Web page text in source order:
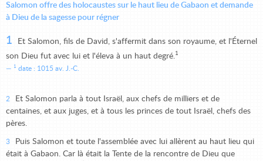
Salomon offre des holocaustes sur le haut lieu de Gabaon et demande
à Dieu de la sagesse pour régner
1
Et Salomon, fils de David, s'affermit dans son royaume, et l'Éternel
son Dieu fut avec lui et l'éleva à un haut degré. 1
1 date : 1015 av. J.-C.
2
Et Salomon parla à tout Israël, aux chefs de milliers et de
centaines, et aux juges, et à tous les princes de tout Israël, chefs des
pères.
3
Puis Salomon et toute l'assemblée avec lui allèrent au haut lieu qui
était à Gabaon. Car là était la Tente de la rencontre de Dieu que